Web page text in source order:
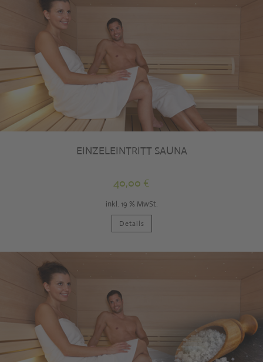
EINZELEINTRITT SAUNA
40,00 €
inkl. 19 % MwSt.
Details